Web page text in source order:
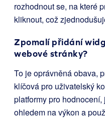
rozhodnout se, na které
kliknout, což
Zpomalí přidání
webové stránky?
To je oprávněná obava,
klíčová pro uživatelský
platformy pro
ohledem na výkon a